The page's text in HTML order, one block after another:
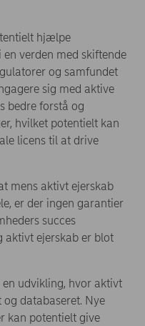
hjælpe
verden med skiftende
og samfundet
sig med aktive
bedre forstå og
hvilket potentielt kan
licens til at drive
mens aktivt ejerskab
er der ingen garantier
succes
aktivt ejerskab er blot
udvikling, hvor aktivt
databaseret. Nye
kan potentielt give